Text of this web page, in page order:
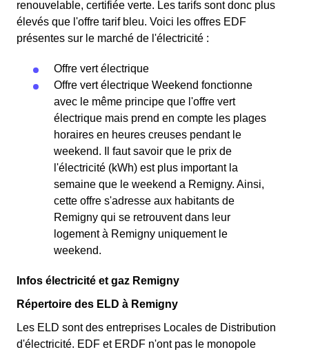
renouvelable, certifiée verte. Les tarifs sont donc plus
élevés que l'offre tarif bleu. Voici les offres EDF
présentes sur le marché de l'électricité :
Offre vert électrique
Offre vert électrique Weekend fonctionne
avec le même principe que l'offre vert
électrique mais prend en compte les plages
horaires en heures creuses pendant le
weekend. Il faut savoir que le prix de
l'électricité (kWh) est plus important la
semaine que le weekend a Remigny. Ainsi,
cette offre s'adresse aux habitants de
Remigny qui se retrouvent dans leur
logement à Remigny uniquement le
weekend.
Infos électricité et gaz Remigny
Répertoire des ELD à Remigny
Les ELD sont des entreprises Locales de Distribution
d'électricité. EDF et ERDF n'ont pas le monopole